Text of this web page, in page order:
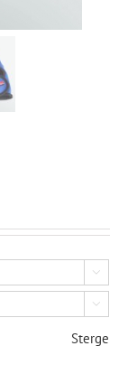


Sterge